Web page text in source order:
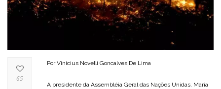
Por Vinicius Novelli Goncalves De Lima
A presidente da Assembléia Geral das Nações Unidas, María
65